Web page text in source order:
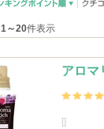
1～20件表示
アロマ
[]